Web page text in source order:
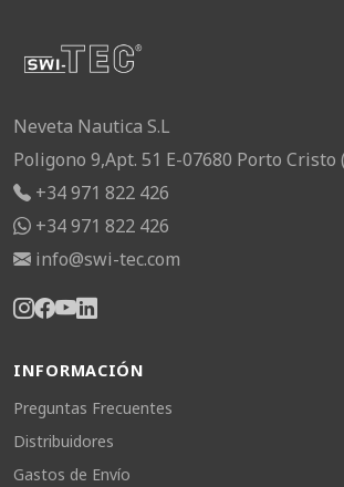
Neveta Nautica S.L
Poligono 9,Apt. 51 E-07680 Porto Cristo
+34 971 822 426
+34 971 822 426
info@swi-tec.com
INFORMACIÓN
Preguntas Frecuentes
Distribuidores
Gastos de Envío